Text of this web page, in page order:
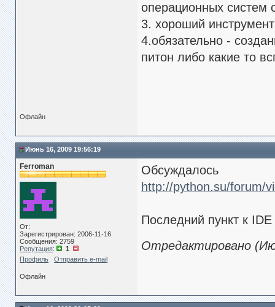
операционных систем
3. хороший
4.обязательно -
питон либо какие то
Офлайн
Июнь 16, 2009 19:56:19
Ferroman
От:
Зарегистрирован: 2006-11-16
Сообщения: 2759
Репутация:
1
Профиль
Отправить e-mail
Обсуждалось
http://python.su/forum/
Последний пункт к
Отредактировано
Офлайн